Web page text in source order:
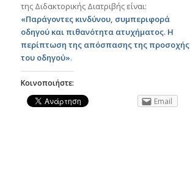
της Διδακτορικής Διατριβής είναι:
«Παράγοντες κινδύνου, συμπεριφορά
οδηγού και πιθανότητα ατυχήματος. Η
περίπτωση της απόσπασης της προσοχής
του οδηγού».
Κοινοποιήστε:
Email